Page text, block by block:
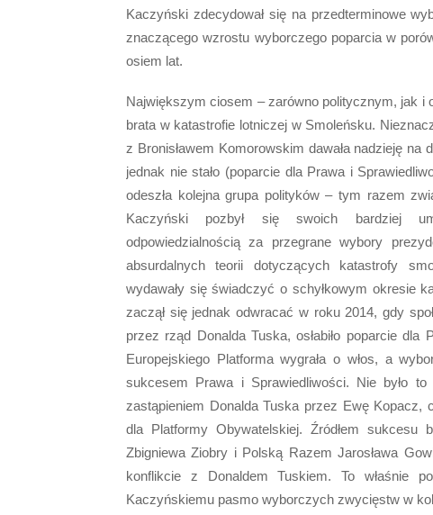
Kaczyński zdecydował się na przedterminowe
znaczącego wzrostu wyborczego poparcia w
osiem lat.
Największym ciosem – zarówno politycznym, jak i
brata w katastrofie lotniczej w Smoleńsku.
z Bronisławem Komorowskim dawała nadzieję
jednak nie stało (poparcie dla Prawa i
odeszła kolejna grupa polityków – tym razem
Kaczyński pozbył się swoich bardziej
odpowiedzialnością za przegrane wybory
absurdalnych teorii dotyczących katastrofy
wydawały się świadczyć o schyłkowym okresie
zaczął się jednak odwracać w roku 2014, gdy
przez rząd Donalda Tuska, osłabiło poparcie
Europejskiego Platforma wygrała o włos, a
sukcesem Prawa i Sprawiedliwości. Nie było to
zastąpieniem Donalda Tuska przez Ewę Kopacz,
dla Platformy Obywatelskiej. Źródłem sukcesu
Zbigniewa Ziobry i Polską Razem Jarosława
konflikcie z Donaldem Tuskiem. To właśnie
Kaczyńskiemu pasmo wyborczych zwycięstw w